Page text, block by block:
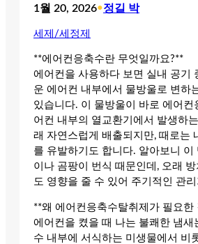
1월 20, 2026•정길 박
세제/세정제
**에어컨응축수란 무엇일까요?**
에어컨을 사용하다 보면 실내 공기
운 에어컨 내부에서 물방울로 변하
있습니다. 이 물방울이 바로 에어컨
어컨 내부의 열교환기에서 발생하
래 자연스럽게 배출되지만, 때로는
를 유발하기도 합니다. 알아보니 이
이나 곰팡이 번식 때문인데, 오래 방
도 영향을 줄 수 있어 주기적인 관
**왜 에어컨응축수탈취제가 필요한
에어컨을 켰을 때 나는 불쾌한 냄새
수 내부에 서식하는 미생물에서 비